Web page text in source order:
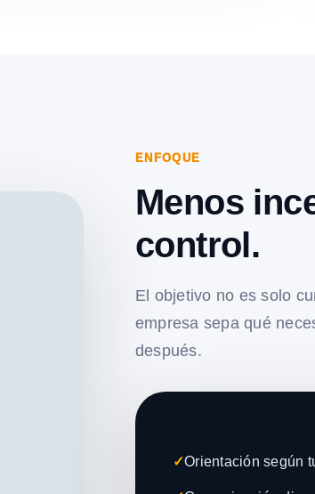
ENFOQUE
Menos
control.
El objetivo no es solo
empresa sepa qué
después.
✓Orientación según